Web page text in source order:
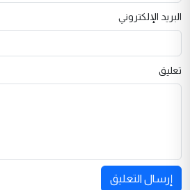
البريد الإلكتروني
تعليق
إرسال التعليق